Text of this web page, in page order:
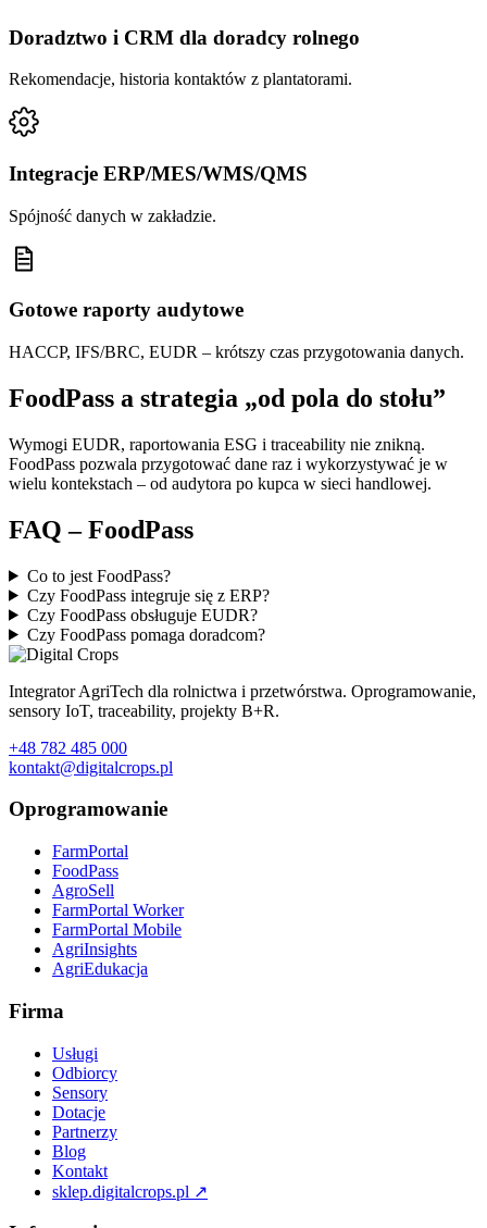
Doradztwo i CRM dla doradcy rolnego
Rekomendacje, historia kontaktów z plantatorami.
Integracje ERP/MES/WMS/QMS
Spójność danych w zakładzie.
Gotowe raporty audytowe
HACCP, IFS/BRC, EUDR – krótszy czas przygotowania danych.
FoodPass a strategia „od pola do stołu”
Wymogi EUDR, raportowania ESG i traceability nie znikną.
FoodPass pozwala przygotować dane raz i wykorzystywać je w
wielu kontekstach – od audytora po kupca w sieci handlowej.
FAQ – FoodPass
Co to jest FoodPass?
Czy FoodPass integruje się z ERP?
Czy FoodPass obsługuje EUDR?
Czy FoodPass pomaga doradcom?
Integrator AgriTech dla rolnictwa i przetwórstwa. Oprogramowanie,
sensory IoT, traceability, projekty B+R.
+48 782 485 000
kontakt@digitalcrops.pl
Oprogramowanie
FarmPortal
FoodPass
AgroSell
FarmPortal Worker
FarmPortal Mobile
AgriInsights
AgriEdukacja
Firma
Usługi
Odbiorcy
Sensory
Dotacje
Partnerzy
Blog
Kontakt
sklep.digitalcrops.pl ↗